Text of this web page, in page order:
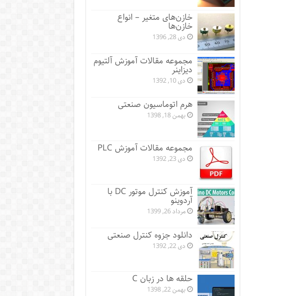
خازن‌های متغیر – انواع
خازن‌ها
دی 28, 1396
مجموعه مقالات آموزش آلتیوم
دیزاینر
دی 10, 1392
هرم اتوماسیون صنعتی
بهمن 18, 1398
مجموعه مقالات آموزش PLC
دی 23, 1392
آموزش کنترل موتور DC با
آردوینو
مرداد 26, 1399
دانلود جزوه کنترل صنعتی
دی 22, 1392
حلقه ها در زبان C
بهمن 22, 1398